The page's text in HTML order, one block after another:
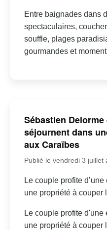
Entre baignades dans
spectaculaires,
souffle, plages
gourmandes et
Sébastien
séjournent dans
aux Caraïbes
Publié le vendredi 3 juillet
Le couple profite
une propriété à couper
Le couple profite
une propriété à couper